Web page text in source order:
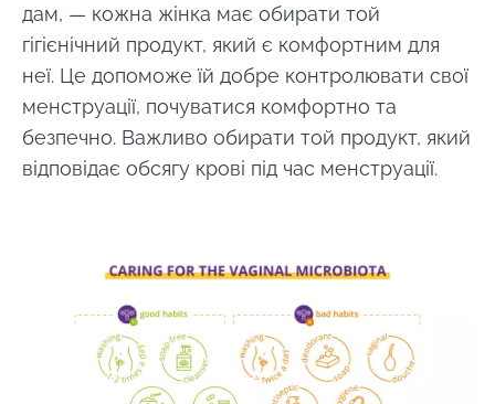
дам, — кожна жінка має обирати той
гігієнічний продукт, який є комфортним для
неї. Це допоможе їй добре контролювати свої
менструації, почуватися комфортно та
безпечно. Важливо обирати той продукт, який
відповідає обсягу крові під час менструації.